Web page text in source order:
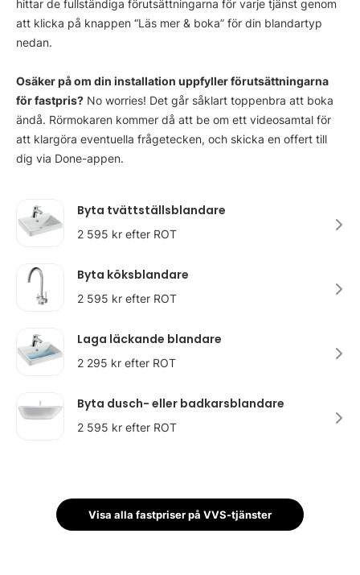
hittar de fullständiga förutsättningarna för varje tjänst genom
att klicka på knappen “Läs mer & boka” för din blandartyp
nedan.
Osäker på om din installation uppfyller förutsättningarna
för fastpris? No worries! Det går såklart toppenbra att boka
ändå. Rörmokaren kommer då att be om ett videosamtal för
att klargöra eventuella frågetecken, och skicka en offert till
dig via Done-appen.
Byta tvättställsblandare
2 595 kr efter ROT
Byta köksblandare
2 595 kr efter ROT
Laga läckande blandare
2 295 kr efter ROT
Byta dusch- eller badkarsblandare
2 595 kr efter ROT
Visa alla fastpriser på VVS-tjänster